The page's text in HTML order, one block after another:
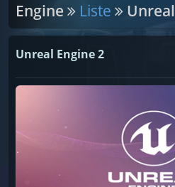
Engine Liste
Unreal Engine 2